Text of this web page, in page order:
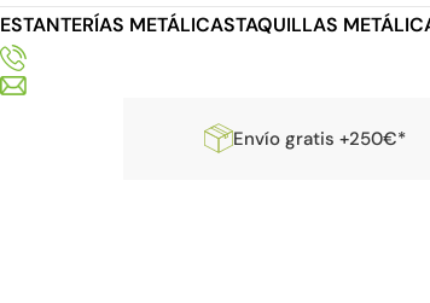
ESTANTERÍAS METÁLICASTAQUILLAS
Envío gratis +250€*